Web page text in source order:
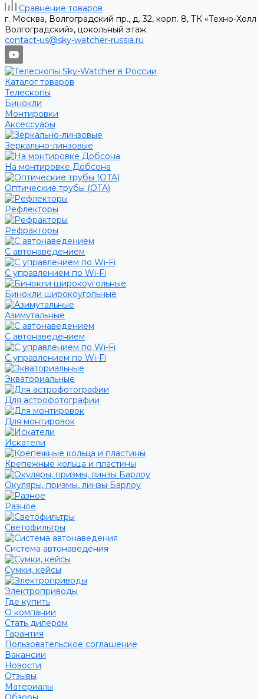
Сравнение товаров
г. Москва, Волгоградский пр., д. 32, корп. 8, ТК «Техно-Холл
Волгоградский», цокольный этаж
contact-us@sky-watcher-russia.ru
Каталог товаров
Телескопы
Бинокли
Монтировки
Аксессуары
Зеркально-линзовые
На монтировке Добсона
Оптические трубы (OTA)
Рефлекторы
Рефракторы
С автонаведением
С управлением по Wi-Fi
Бинокли широкоугольные
Азимутальные
С автонаведением
С управлением по Wi-Fi
Экваториальные
Для астрофотографии
Для монтировок
Искатели
Крепежные кольца и пластины
Окуляры, призмы, линзы Барлоу
Разное
Светофильтры
Система автонаведения
Сумки, кейсы
Электроприводы
Где купить
О компании
Стать дилером
Гарантия
Пользовательское соглашение
Вакансии
Новости
Отзывы
Материалы